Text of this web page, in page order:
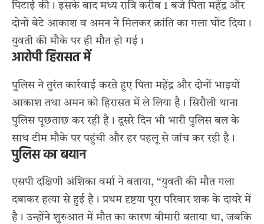
पिटाई की। इसके बाद मध्य रात्रि करीब 1 बजे पिता महेंद्र और
दोनों बेटे आकाश व अमन ने मिलकर क्रांति का गला घोंट दिया।
युवती की मौके पर ही मौत हो गई।
आरोपी हिरासत में
पुलिस ने तुरंत कार्रवाई करते हुए पिता महेंद्र और दोनों भाइयों
आकाश तथा अमन को हिरासत में ले लिया है। सिरौली थाना
पुलिस पूछताछ कर रही है। दूसरे दिन भी भारी पुलिस बल के
साथ टीम मौके पर पहुंची और हर पहलू से जांच कर रही है।
पुलिस का बयान
एसपी दक्षिणी अंशिका वर्मा ने बताया, “युवती की मौत गला
दबाकर हत्या से हुई है। प्रथम दृष्टया पूरा परिवार शक के दायरे में
है। उन्होंने शुरुआत में मौत का कारण बीमारी बताया था, जबकि